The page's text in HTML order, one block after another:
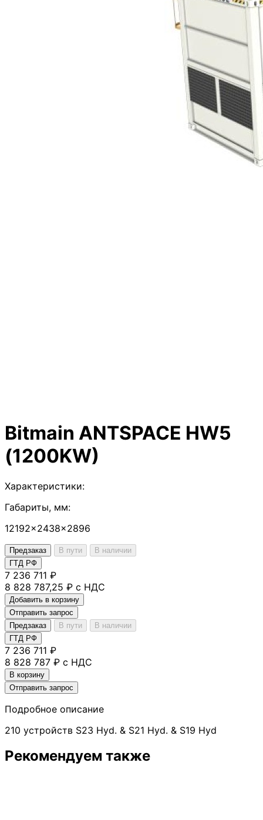
Bitmain ANTSPACE HW5
(1200KW)
Характеристики:
Габариты, мм:
12192×2438×2896
Предзаказ В пути
В наличии
ГТД РФ
7 236 711 ₽
8 828 787,25 ₽ с НДС
Добавить в корзину
Отправить запрос
Предзаказ
В пути
В наличии
ГТД РФ
7 236 711 ₽
8 828 787 ₽ с НДС
В корзину
Отправить запрос
Подробное описание
210 устройств S23 Hyd. & S21 Hyd. & S19 Hyd
Рекомендуем также